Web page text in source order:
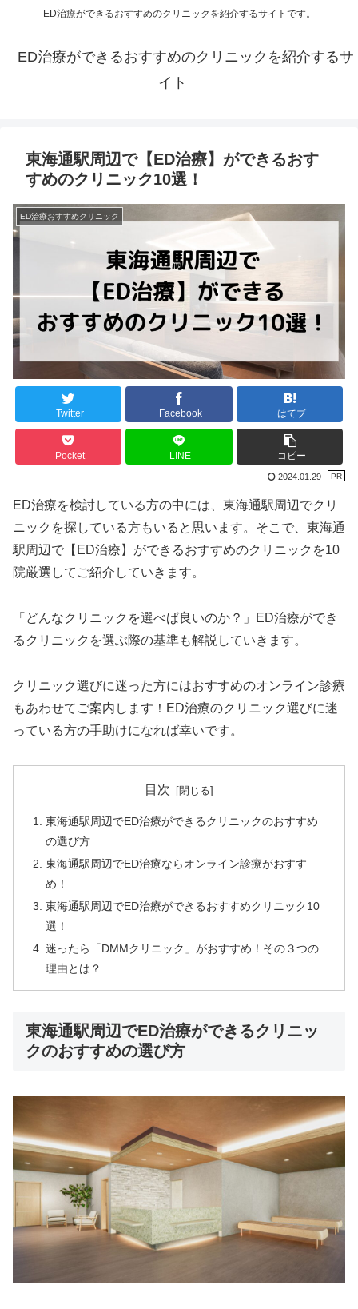
ED治療ができるおすすめのクリニックを紹介するサイトです。
ED治療ができるおすすめのクリニックを紹介するサ
イト
東海通駅周辺で【ED治療】ができるおす
すめのクリニック10選！
ED治療おすすめクリニック
Twitter Facebook はてブ
Pocket LINE コピー
2024.01.29
ED治療を検討している方の中には、東海通駅周辺でクリ
ニックを探している方もいると思います。そこで、東海通
駅周辺で【ED治療】ができるおすすめのクリニックを10
院厳選してご紹介していきます。
「どんなクリニックを選べば良いのか？」ED治療ができ
るクリニックを選ぶ際の基準も解説していきます。
クリニック選びに迷った方にはおすすめのオンライン診療
もあわせてご案内します！ED治療のクリニック選びに迷
っている方の手助けになれば幸いです。
目次
東海通駅周辺でED治療ができるクリニックのおすすめ
の選び方
東海通駅周辺でED治療ならオンライン診療がおすす
め！
東海通駅周辺でED治療ができるおすすめクリニック10
選！
迷ったら「DMMクリニック」がおすすめ！その３つの
理由とは？
東海通駅周辺でED治療ができるクリニッ
クのおすすめの選び方